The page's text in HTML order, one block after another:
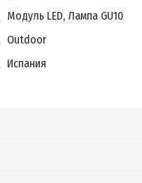
Модуль LED, Лампа GU10
Outdoor
Испания